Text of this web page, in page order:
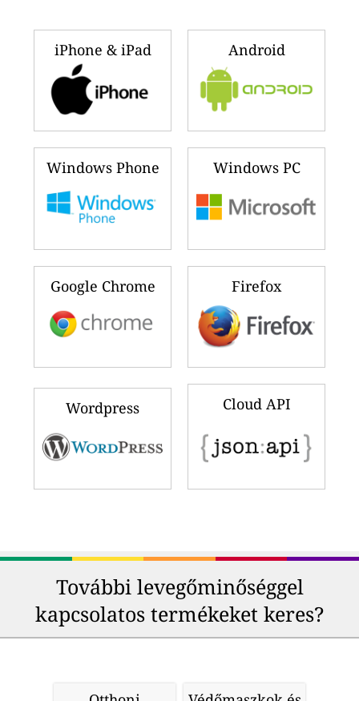
iPhone & iPad Android
Windows Phone Windows PC
Google Chrome Firefox
Wordpress Cloud API
További levegőminőséggel
kapcsolatos termékeket keres?